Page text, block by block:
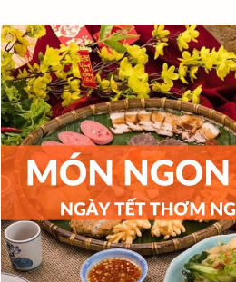
dẹp nơi đi nơi đến
Vệ sinh công nghiệp NEW
Vệ sinh chuyên nghiệp cho văn
phòng, nhà xưởng, công trình lớn